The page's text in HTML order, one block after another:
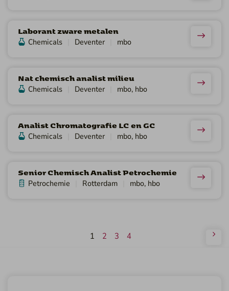
Laborant zware metalen
Chemicals
Deventer mbo
Nat chemisch analist milieu
Chemicals
Deventer mbo, hbo
Analist Chromatografie LC en GC
Chemicals
Deventer mbo, hbo
Senior Chemisch Analist Petrochemie
Petrochemie
Rotterdam mbo, hbo
1 2 3 4